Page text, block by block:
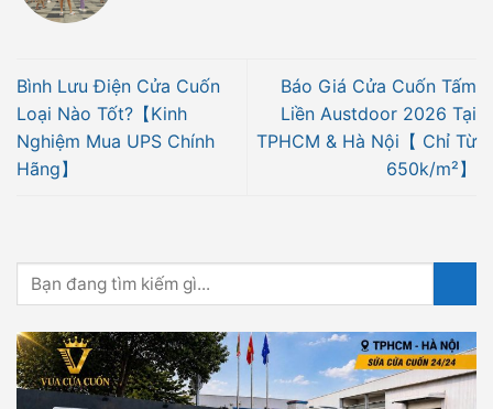
Bình Lưu Điện Cửa Cuốn
Loại Nào Tốt?【Kinh
Nghiệm Mua UPS Chính
Hãng】
Báo Giá Cửa Cuốn Tấm
Liền Austdoor 2026 Tại
TPHCM & Hà Nội【 Chỉ Từ
650k/m²】